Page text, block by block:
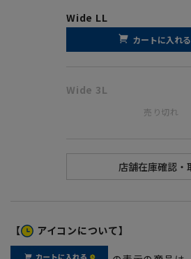
Wide LL
カートに入れる
Wide 3L
売り切れ
【 アイコンについて】